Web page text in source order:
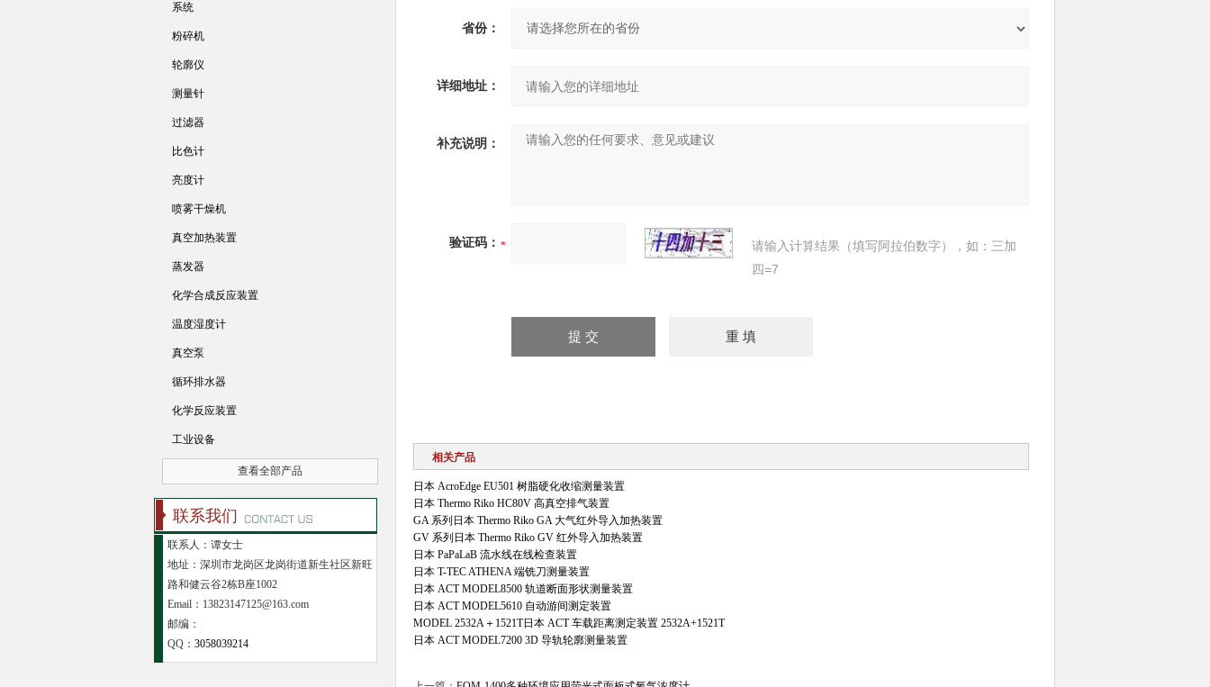
省份：
详细地址：
补充说明：
验证码：
请输入计算结果（填写阿拉伯数字），如：三加
四=7
相关产品
日本 AcroEdge EU501 树脂硬化收缩测量装置
日本 Thermo Riko HC80V 高真空排气装置
GA 系列日本 Thermo Riko GA 大气红外导入加热装置
GV 系列日本 Thermo Riko GV 红外导入加热装置
日本 PaPaLaB 流水线在线检查装置
日本 T-TEC ATHENA 端铣刀测量装置
日本 ACT MODEL8500 轨道断面形状测量装置
日本 ACT MODEL5610 自动游间测定装置
MODEL 2532A＋1521T日本 ACT 车载距离测定装置 2532A+1521T
日本 ACT MODEL7200 3D 导轨轮廓测量装置
系统
粉碎机
轮廓仪
测量针
过滤器
比色计
亮度计
喷雾干燥机
真空加热装置
蒸发器
化学合成反应装置
温度湿度计
真空泵
循环排水器
化学反应装置
工业设备
查看全部产品
联系我们
联系人：谭女士
地址：深圳市龙岗区龙岗街道新生社区新旺
路和健云谷2栋B座1002
Email：13823147125@163.com
邮编：
QQ： 3058039214